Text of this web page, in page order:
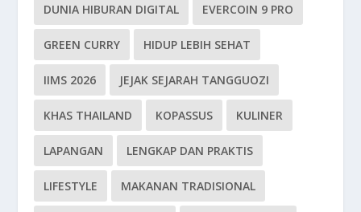
DUNIA HIBURAN DIGITAL EVERCOIN 9 PRO
GREEN CURRY HIDUP LEBIH SEHAT
IIMS 2026 JEJAK SEJARAH TANGGUOZI
KHAS THAILAND KOPASSUS KULINER
LAPANGAN LENGKAP DAN PRAKTIS
LIFESTYLE MAKANAN TRADISIONAL